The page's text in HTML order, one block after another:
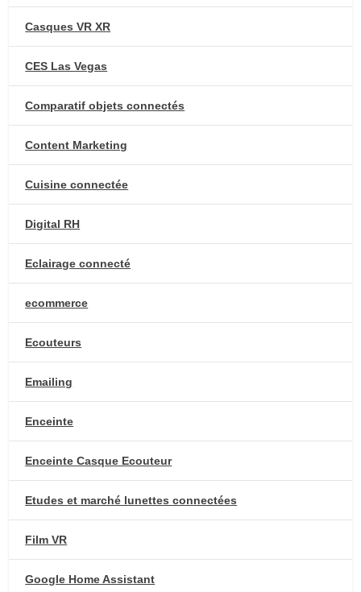
Casques VR XR
CES Las Vegas
Comparatif objets connectés
Content Marketing
Cuisine connectée
Digital RH
Eclairage connecté
ecommerce
Ecouteurs
Emailing
Enceinte
Enceinte Casque Ecouteur
Etudes et marché lunettes connectées
Film VR
Google Home Assistant